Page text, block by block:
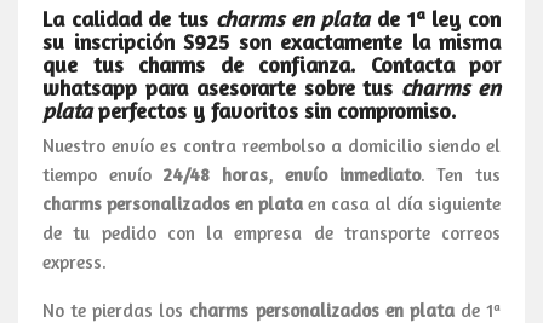
La calidad de tus charms en platade 1ª ley con
su inscripción S925 son exactamente la misma
que tus charms de confianza. Contacta por
whatsapp para asesorarte sobre tus charms en
plataperfectos y favoritos sin compromiso.
Nuestro envío es contra reembolso a domicilio siendo el
tiempo envío 24/48 horas,envío inmediato. Ten tus
charms personalizados en plata en casa al día siguiente
de tu pedido con la empresa de transporte correos
express.
No te pierdas los charms personalizados en platade 1ª